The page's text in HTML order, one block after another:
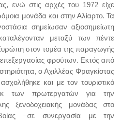
ενώ στις αρχές του 1972 είχε
μονάδα και στην Αλίαρτο. Τα
σημείωσαν αξιοσημείωτη
μεταξύ των πέντε
στον τομέα της παραγωγής
φρούτων. Εκτός από
ο Αχιλλέας Φραγκίστας
και με τον τουριστικό
των πρωτεργατών για την
ξενοδοχειακής μονάδας στο
–σε συνεργασία με την